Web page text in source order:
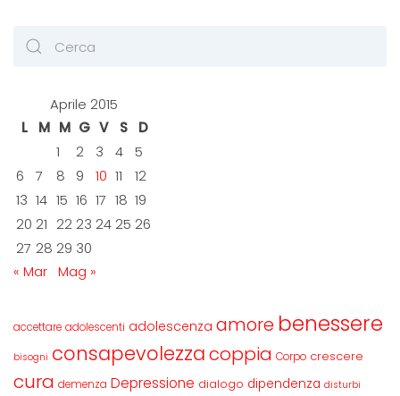
Aprile 2015
L
M M G V S
D
1
2 3 4
5
6
7 8 9 10 11
12
13 14 15 16 17 18 19
20 21 22 23 24 25 26
27 28 29 30
« Mar Mag »
accettare adolescenti adolescenza amore benessere
bisogni consapevolezzacoppia Corpo crescere
cura demenza Depressione dialogo dipendenza disturbi